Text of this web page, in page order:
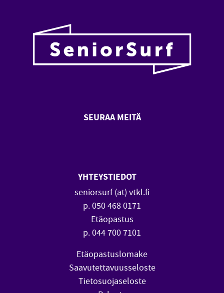
SEURAA MEITÄ
YHTEYSTIEDOT
seniorsurf (at) vtkl.fi
p. 050 468 0171
Etäopastus
p. 044 700 7101
Etäopastuslomake
Saavutettavuusseloste
Tietosuojaseloste